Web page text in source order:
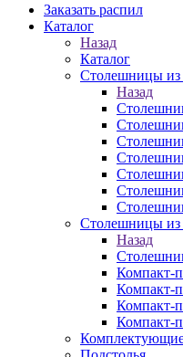
Заказать распил
Каталог
Назад
Каталог
Столешницы
Назад
Столешницы из
Назад
Компакт-
Компакт-
Компакт-
Компакт-